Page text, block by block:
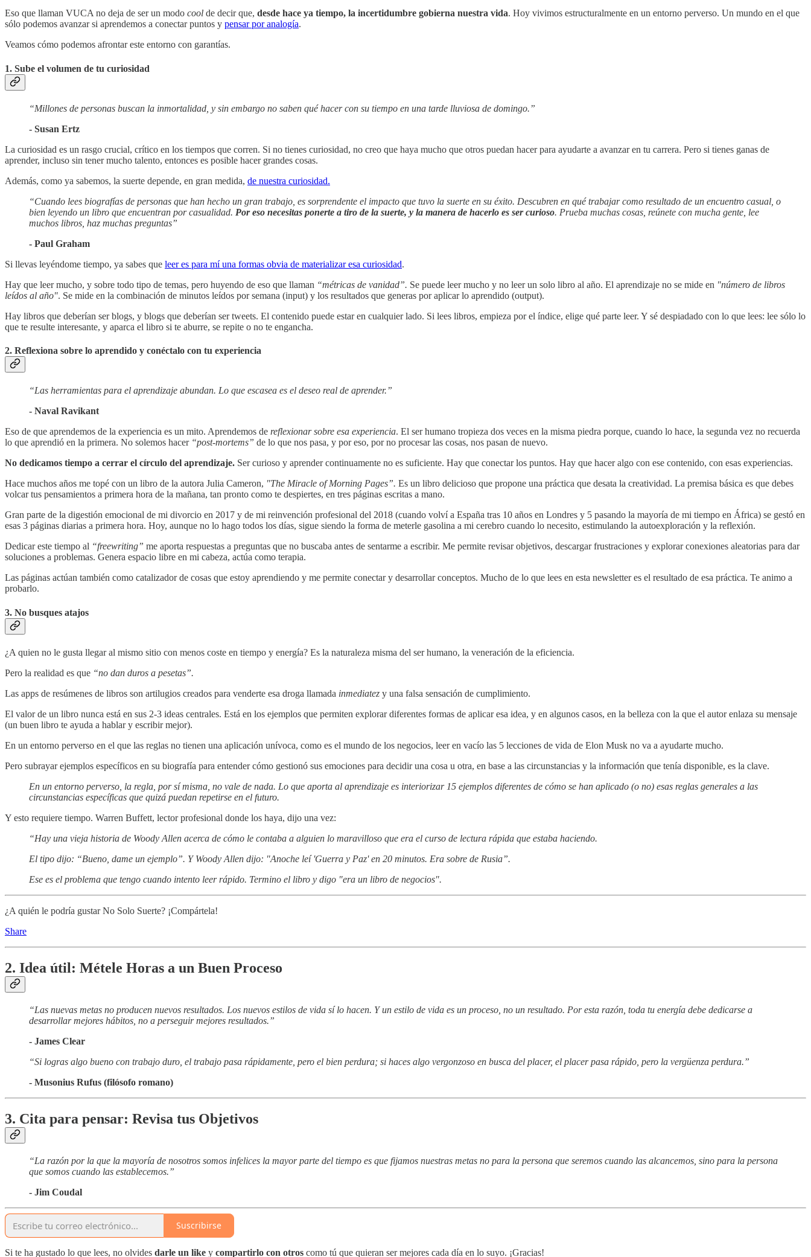
Eso que llaman VUCA no deja de ser un modo cool de decir que, desde hace ya tiempo, la incertidumbre gobierna nuestra vida. Hoy vivimos estructuralmente en un entorno perverso. Un mundo en el que
sólo podemos avanzar si aprendemos a conectar puntos y pensar por analogía.
Veamos cómo podemos afrontar este entorno con garantías.
1. Sube el volumen de tu curiosidad
“Millones de personas buscan la inmortalidad, y sin embargo no saben qué hacer con su tiempo en una tarde lluviosa de domingo.”
- Susan Ertz
La curiosidad es un rasgo crucial, crítico en los tiempos que corren. Si no tienes curiosidad, no creo que haya mucho que otros puedan hacer para ayudarte a avanzar en tu carrera. Pero si tienes ganas de
aprender, incluso sin tener mucho talento, entonces es posible hacer grandes cosas.
Además, como ya sabemos, la suerte depende, en gran medida, de nuestra curiosidad.
“Cuando lees biografías de personas que han hecho un gran trabajo, es sorprendente el impacto que tuvo la suerte en su éxito. Descubren en qué trabajar como resultado de un encuentro casual, o
bien leyendo un libro que encuentran por casualidad. Por eso necesitas ponerte a tiro de la suerte, y la manera de hacerlo es ser curioso. Prueba muchas cosas, reúnete con mucha gente, lee
muchos libros, haz muchas preguntas”
- Paul Graham
Si llevas leyéndome tiempo, ya sabes que leer es para mí una formas obvia de materializar esa curiosidad.
Hay que leer mucho, y sobre todo tipo de temas, pero huyendo de eso que llaman “métricas de vanidad”. Se puede leer mucho y no leer un solo libro al año. El aprendizaje no se mide en "número de libros
leídos al año". Se mide en la combinación de minutos leídos por semana (input) y los resultados que generas por aplicar lo aprendido (output).
Hay libros que deberían ser blogs, y blogs que deberían ser tweets. El contenido puede estar en cualquier lado. Si lees libros, empieza por el índice, elige qué parte leer. Y sé despiadado con lo que lees: lee sólo lo
que te resulte interesante, y aparca el libro si te aburre, se repite o no te engancha.
2. Reflexiona sobre lo aprendido y conéctalo con tu experiencia
“Las herramientas para el aprendizaje abundan. Lo que escasea es el deseo real de aprender.”
- Naval Ravikant
Eso de que aprendemos de la experiencia es un mito. Aprendemos de reflexionar sobre esa experiencia. El ser humano tropieza dos veces en la misma piedra porque, cuando lo hace, la segunda vez no recuerda
lo que aprendió en la primera. No solemos hacer “post-mortems” de lo que nos pasa, y por eso, por no procesar las cosas, nos pasan de nuevo.
No dedicamos tiempo a cerrar el círculo del aprendizaje. Ser curioso y aprender continuamente no es suficiente. Hay que conectar los puntos. Hay que hacer algo con ese contenido, con esas experiencias.
Hace muchos años me topé con un libro de la autora Julia Cameron, "The Miracle of Morning Pages”. Es un libro delicioso que propone una práctica que desata la creatividad. La premisa básica es que debes
volcar tus pensamientos a primera hora de la mañana, tan pronto como te despiertes, en tres páginas escritas a mano.
Gran parte de la digestión emocional de mi divorcio en 2017 y de mi reinvención profesional del 2018 (cuando volví a España tras 10 años en Londres y 5 pasando la mayoría de mi tiempo en África) se gestó en
esas 3 páginas diarias a primera hora. Hoy, aunque no lo hago todos los días, sigue siendo la forma de meterle gasolina a mi cerebro cuando lo necesito, estimulando la autoexploración y la reflexión.
Dedicar este tiempo al “freewriting” me aporta respuestas a preguntas que no buscaba antes de sentarme a escribir. Me permite revisar objetivos, descargar frustraciones y explorar conexiones aleatorias para dar
soluciones a problemas. Genera espacio libre en mi cabeza, actúa como terapia.
Las páginas actúan también como catalizador de cosas que estoy aprendiendo y me permite conectar y desarrollar conceptos. Mucho de lo que lees en esta newsletter es el resultado de esa práctica. Te animo a
probarlo.
3. No busques atajos
¿A quien no le gusta llegar al mismo sitio con menos coste en tiempo y energía? Es la naturaleza misma del ser humano, la veneración de la eficiencia.
Pero la realidad es que “no dan duros a pesetas”.
Las apps de resúmenes de libros son artilugios creados para venderte esa droga llamada inmediatez y una falsa sensación de cumplimiento.
El valor de un libro nunca está en sus 2-3 ideas centrales. Está en los ejemplos que permiten explorar diferentes formas de aplicar esa idea, y en algunos casos, en la belleza con la que el autor enlaza su mensaje
(un buen libro te ayuda a hablar y escribir mejor).
En un entorno perverso en el que las reglas no tienen una aplicación unívoca, como es el mundo de los negocios, leer en vacío las 5 lecciones de vida de Elon Musk no va a ayudarte mucho.
Pero subrayar ejemplos específicos en su biografía para entender cómo gestionó sus emociones para decidir una cosa u otra, en base a las circunstancias y la información que tenía disponible, es la clave.
En un entorno perverso, la regla, por sí misma, no vale de nada. Lo que aporta al aprendizaje es interiorizar 15 ejemplos diferentes de cómo se han aplicado (o no) esas reglas generales a las
circunstancias específicas que quizá puedan repetirse en el futuro.
Y esto requiere tiempo. Warren Buffett, lector profesional donde los haya, dijo una vez:
“Hay una vieja historia de Woody Allen acerca de cómo le contaba a alguien lo maravilloso que era el curso de lectura rápida que estaba haciendo.
El tipo dijo: “Bueno, dame un ejemplo”. Y Woody Allen dijo: "Anoche leí 'Guerra y Paz' ​​en 20 minutos. Era sobre de Rusia”.
Ese es el problema que tengo cuando intento leer rápido. Termino el libro y digo "era un libro de negocios".
¿A quién le podría gustar No Solo Suerte? ¡Compártela!
Share
2. Idea útil: Métele Horas a un Buen Proceso
“Las nuevas metas no producen nuevos resultados. Los nuevos estilos de vida sí lo hacen. Y un estilo de vida es un proceso, no un resultado. Por esta razón, toda tu energía debe dedicarse a
desarrollar mejores hábitos, no a perseguir mejores resultados.”
- James Clear
“Si logras algo bueno con trabajo duro, el trabajo pasa rápidamente, pero el bien perdura; si haces algo vergonzoso en busca del placer, el placer pasa rápido, pero la vergüenza perdura.”
- Musonius Rufus (filósofo romano)
3. Cita para pensar: Revisa tus Objetivos
“La razón por la que la mayoría de nosotros somos infelices la mayor parte del tiempo es que fijamos nuestras metas no para la persona que seremos cuando las alcancemos, sino para la persona
que somos cuando las establecemos.”
- Jim Coudal
Suscribirse
Si te ha gustado lo que lees, no olvides darle un like y compartirlo con otros como tú que quieran ser mejores cada día en lo suyo. ¡Gracias!